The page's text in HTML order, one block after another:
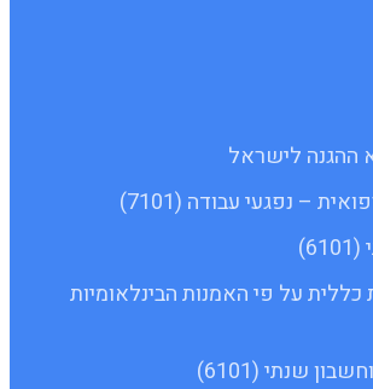
ההגנה לישראל
– נפגעי עבודה (7101)
על פי האמנות הבינלאומיות
שנתי (6101)